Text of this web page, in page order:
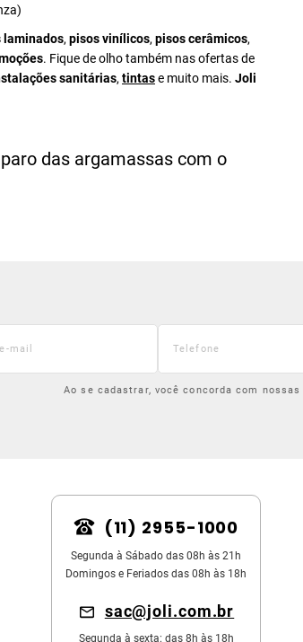
laminados, pisos vinílicos, pisos cerâmicos,
. Fique de olho também nas ofertas de
sanitárias, tintase muito mais. Joli
das argamassas com o
Ao se cadastrar, você concorda com nossas
(11) 2955-1000
Segunda à Sábado das 08h às 21h
Domingos e Feriados das 08h às 18h
sac@joli.com.br
Segunda à sexta: das 8h às 18h